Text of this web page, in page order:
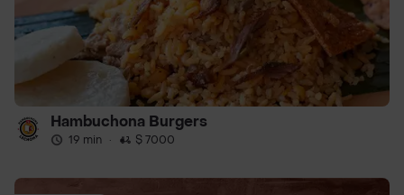
Hambuchona Burgers
19 min · $ 7000